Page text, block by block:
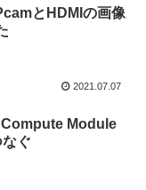
とHDMIの画像
2021.07.07
Module
ぐ